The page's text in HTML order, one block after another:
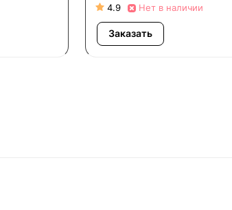
4.9 Нет в наличии
Заказать